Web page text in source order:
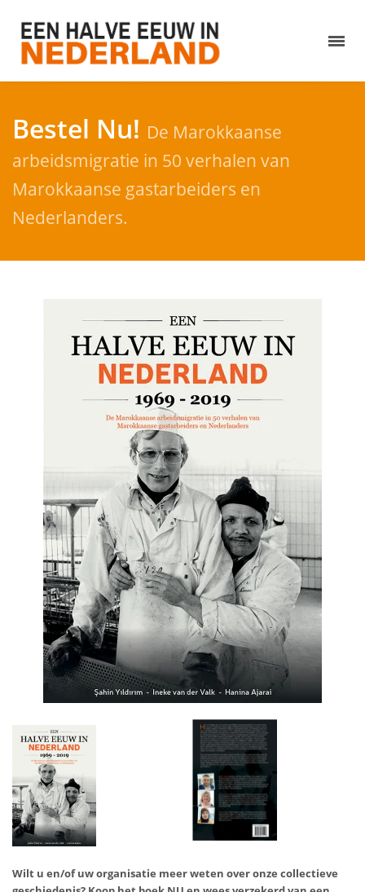
Bestel Nu! De Marokkaanse
arbeidsmigratie in 50 verhalen van
Marokkaanse gastarbeiders en
Nederlanders.
Wilt u en/of uw organisatie meer weten over onze collectieve